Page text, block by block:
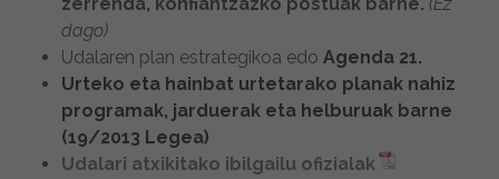
dago)
Udalaren plan estrategikoa edo Agenda 21.
Urteko eta hainbat urtetarako planak nahiz
programak, jarduerak eta helburuak barne
(19/2013 Legea)
Udalari atxikitako ibilgailu ofizialak